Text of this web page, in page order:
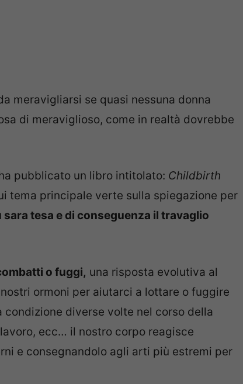
meravigliarsi se quasi nessuna donna
di meraviglioso, come in realtà dovrebbe
pubblicato un libro intitolato: Childbirth
tema principale verte sulla spiegazione per
tesa e di conseguenza il travaglio
o fuggi, una risposta evolutiva al
ormoni per aiutarci a lottare o fuggire
diverse volte nel corso della
ecc… il nostro corpo reagisce
e consegnandolo agli arti più estremi per